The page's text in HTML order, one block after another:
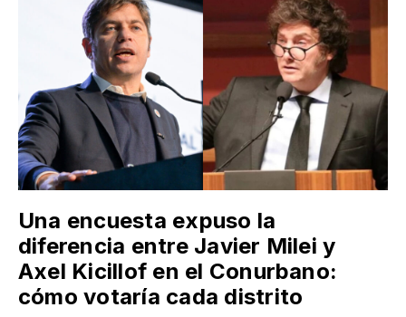
Una encuesta expuso la
diferencia entre Javier Milei y
Axel Kicillof en el Conurbano:
cómo votaría cada distrito